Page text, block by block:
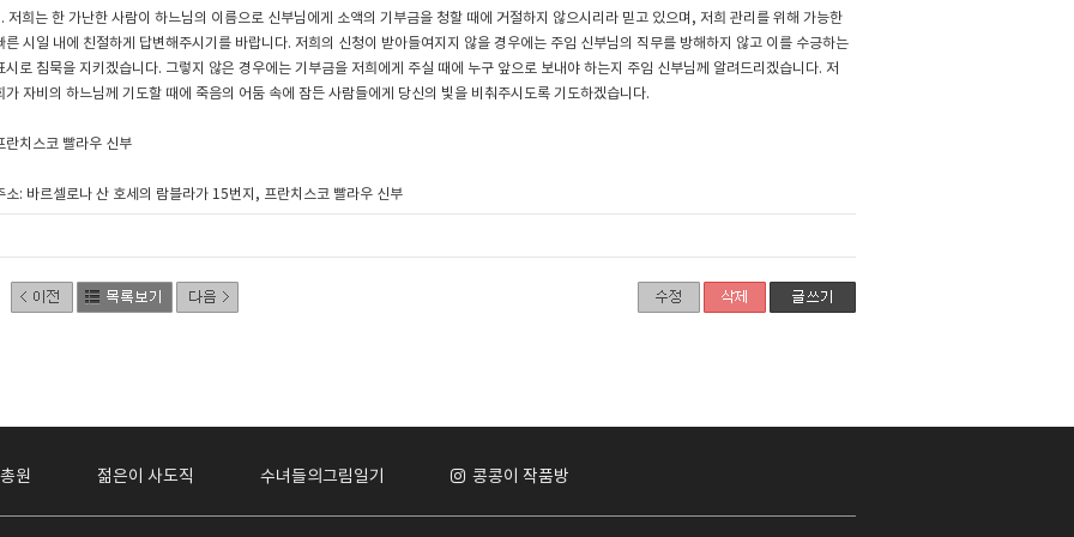
저희는 한 가난한 사람이 하느님의 이름으로 신부님에게 소액의 기부금을 청할 때에 거절하지 않으시리라 믿고 있으며, 저희 관리를 위해 가능한
른 시일 내에 친절하게 답변해주시기를 바랍니다. 저희의 신청이 받아들여지지 않을 경우에는 주임 신부님의 직무를 방해하지 않고 이를 수긍하는
시로 침묵을 지키겠습니다. 그렇지 않은 경우에는 기부금을 저희에게 주실 때에 누구 앞으로 보내야 하는지 주임 신부님께 알려드리겠습니다. 저
가 자비의 하느님께 기도할 때에 죽음의 어둠 속에 잠든 사람들에게 당신의 빛을 비춰주시도록 기도하겠습니다.
란치스코 빨라우 신부
소: 바르셀로나 산 호세의 람블라가 15번지, 프란치스코 빨라우 신부
원 젊은이 사도직 수녀들의그림일기 콩콩이 작품방